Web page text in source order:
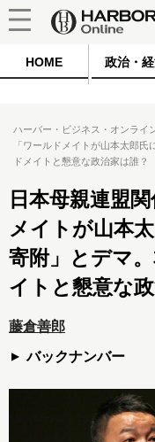
HOME 政治・
ハーバー・ビジネス・オンライ
「ワールドメイトが山本太郎
ドメイトと懇意な政治家は誰？
日本母親連盟
メイトが山本
寄附」とデマ
イトと懇意な
藤倉善郎
バックナンバー